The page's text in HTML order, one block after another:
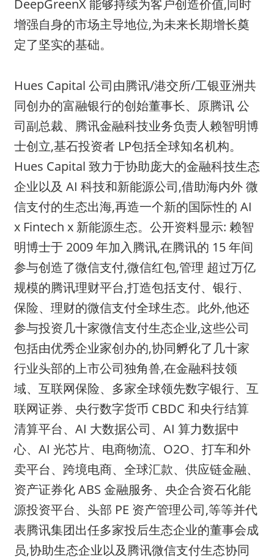
DeepGreenX 能够持续为客户创造价值,同时
增强自身的市场主导地位,为未来长期增长奠
定了坚实的基础。
Hues Capital 公司由腾讯/港交所/工银亚洲共
同创办的富融银行的创始董事长、原腾讯 公
司副总裁、腾讯金融科技业务负责人赖智明博
士创立,基石投资者 LP包括全球知名机构。
Hues Capital 致力于协助庞大的金融科技生态
企业以及 AI 科技和新能源公司,借助海内外 微
信支付的生态出海,再造一个新的国际性的 AI
x Fintech x 新能源生态。公开资料显示: 赖智
明博士于 2009 年加入腾讯,在腾讯的 15 年间
参与创造了微信支付,微信红包,管理 超过万亿
规模的腾讯理财平台,打造包括支付、银行、
保险、理财的微信支付全球生态。此外,他还
参与投资几十家微信支付生态企业,这些公司
包括由优秀企业家创办的,协同孵化了几十家
行业头部的上市公司独角兽,在金融科技领
域、互联网保险、多家全球领先数字银行、互
联网证券、央行数字货币 CBDC 和央行结算
清算平台、AI 大数据公司、AI 算力数据中
心、AI 光芯片、电商物流、O2O、打车和外
卖平台、跨境电商、全球汇款、供应链金融、
资产证券化 ABS 金融服务、央企合资石化能
源投资平台、头部 PE 资产管理公司,等等并代
表腾讯集团出任多家投后生态企业的董事会成
员,协助生态企业以及腾讯微信支付生态协同